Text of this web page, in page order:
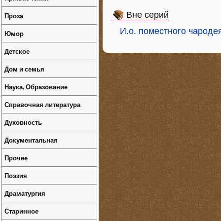
Вне серий
И.о. поместного
Проза
Юмор
Детское
Дом и семья
Наука, Образование
Справочная литература
Духовность
Документальная
Прочее
Поэзия
Драматургия
Старинное